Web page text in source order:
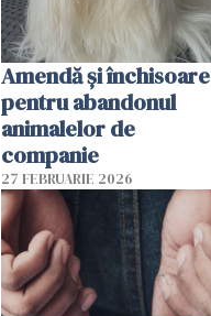
Amendă și închisoare
pentru abandonul
animalelor de
companie
27 FEBRUARIE 2026